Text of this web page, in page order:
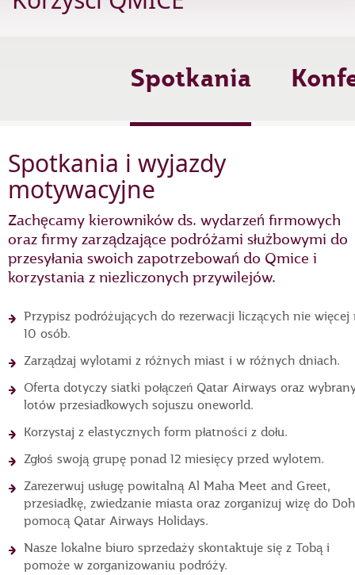
Spotkania
Spotkania i wyjazdy
motywacyjne
Zachęcamy kierowników ds. wydarzeń firmowych
oraz firmy zarządzające podróżami służbowymi do
przesyłania swoich zapotrzebowań do Qmice i
korzystania z niezliczonych przywilejów.
Przypisz podróżujących do rezerwacji liczących nie więcej
10 osób.
Zarządzaj wylotami z różnych miast i w różnych dniach.
Oferta dotyczy siatki połączeń Qatar Airways oraz
lotów przesiadkowych sojuszu oneworld.
Korzystaj z elastycznych form płatności z dołu.
Zgłoś swoją grupę ponad 12 miesięcy przed wylotem.
Zarezerwuj usługę powitalną Al Maha Meet and Greet,
przesiadkę, zwiedzanie miasta oraz zorganizuj wizę do
pomocą Qatar Airways Holidays.
Nasze lokalne biuro sprzedaży skontaktuje się z Tobą i
pomoże w zorganizowaniu podróży.